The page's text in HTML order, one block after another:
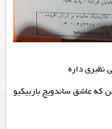
نظیری داره
که عاشق ساندویچ باربیکیو